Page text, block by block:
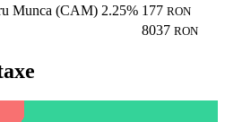
Munca (CAM) 2.25% 177 RON
8037 RON